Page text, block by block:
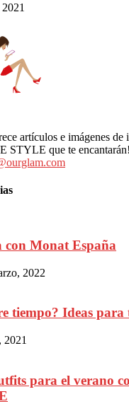
artículos e imágenes de
STYLE que te
con Monat España
2022
tiempo? Ideas para
2021
para el verano